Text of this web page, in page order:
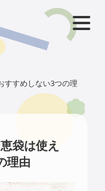
すすめしない3つの理
袋は使え
理由